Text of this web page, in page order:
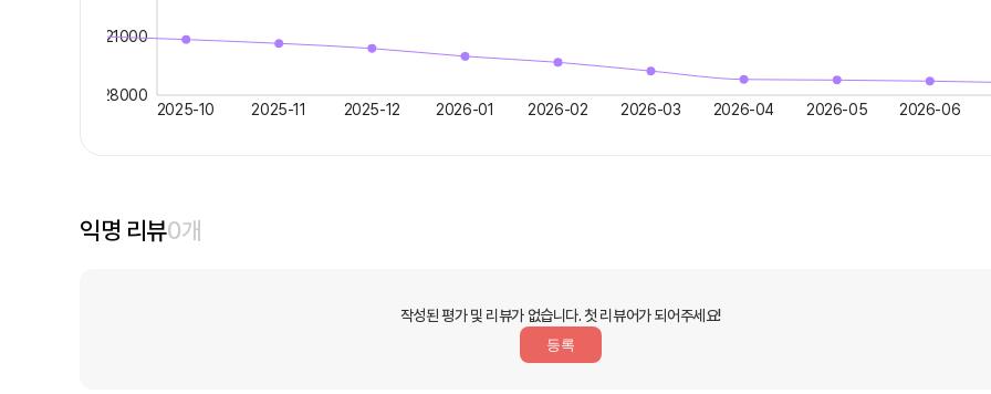
2025-10 2025-11 2025-12 2026-01 2026-02 2026-03 2026-04 2026-05 2026-06
21000
28000
익명 리뷰0개
작성된 평가 및 리뷰가 없습니다. 첫 리뷰어가 되어주세요!
등록